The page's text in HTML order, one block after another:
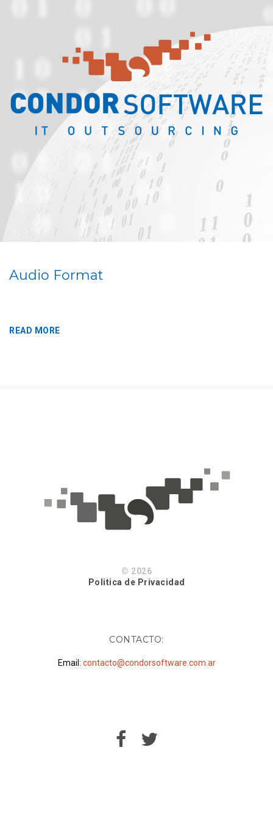
Audio Format
READ MORE
© 2026
Politica de Privacidad
CONTACTO:
Email: contacto@condorsoftware.com.ar